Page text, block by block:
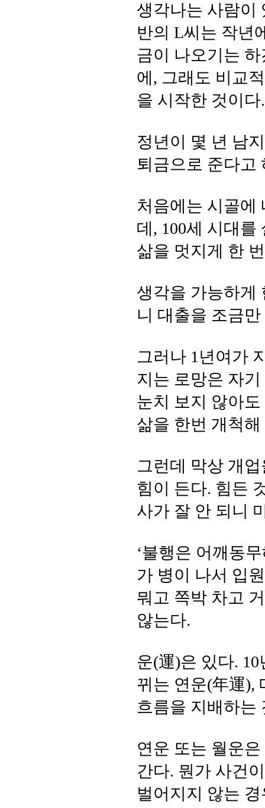
생각나는 사람이
반의 L씨는 작년
금이 나오기는
에, 그래도 비교
을 시작한 것이다.
정년이 몇 년 남
퇴금으로 준다고
처음에는 시골에
데, 100세 시대
삶을 멋지게 한
생각을 가능하게
니 대출을 조금
그러나 1년여가
지는 로망은 자
눈치 보지 않아
삶을 한번 개척
그런데 막상 개
힘이 든다. 힘든
사가 잘 안 되니
‘불행은 어깨동
가 병이 나서 입
뭐고 쪽박 차고
않는다.
운(運)은 있다.
뀌는 연운(年運),
흐름을 지배하는
연운 또는 월운
간다. 뭔가 사건
벌어지지 않는